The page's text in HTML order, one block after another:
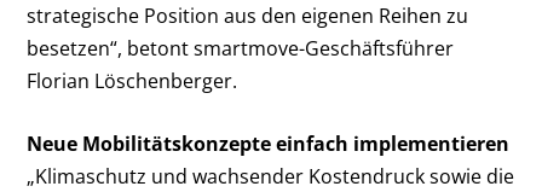
strategische Position aus den eigenen Reihen zu
besetzen“, betont smartmove-Geschäftsführer
Florian Löschenberger.
Neue Mobilitätskonzepte einfach implementieren
„Klimaschutz und wachsender Kostendruck sowie die